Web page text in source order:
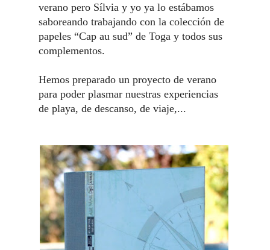
verano pero Sílvia y yo ya lo estábamos
saboreando trabajando con la colección de
papeles “Cap au sud” de Toga y todos sus
complementos.
Hemos preparado un proyecto de verano
para poder plasmar nuestras experiencias
de playa, de descanso, de viaje,...